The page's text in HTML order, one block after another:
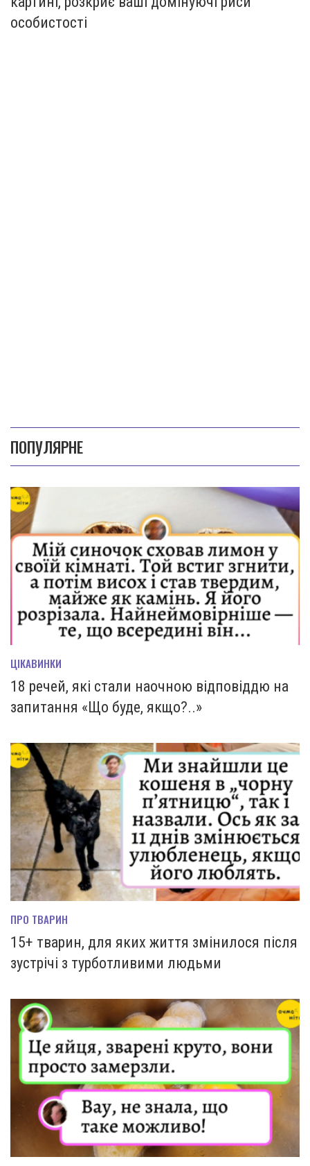
особистості
ПОПУЛЯРНЕ
ЦІКАВИНКИ
18 речей, які стали наочною відповіддю на
запитання «Що буде, якщо?..»
ПРО ТВАРИН
15+ тварин, для яких життя змінилося після
зустрічі з турботливими людьми